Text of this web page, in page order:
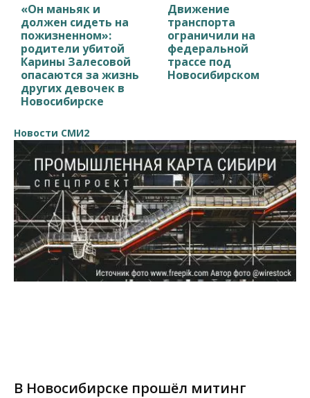
«Он маньяк и
должен сидеть на
пожизненном»:
родители убитой
Карины Залесовой
опасаются за жизнь
других девочек в
Новосибирске
Движение
транспорта
ограничили на
федеральной
трассе под
Новосибирском
Новости СМИ2
В Новосибирске прошёл митинг